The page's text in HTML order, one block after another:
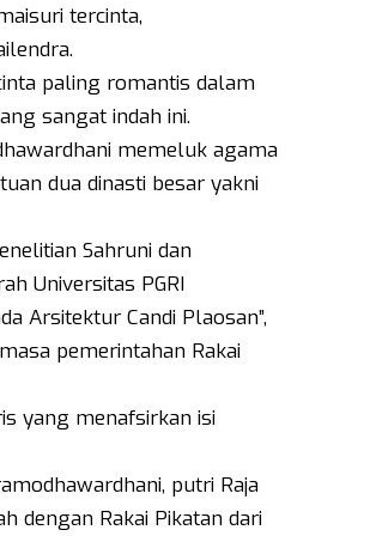
tercinta,
paling romantis dalam
sangat indah ini.
memeluk agama
dua dinasti besar yakni
Sahruni dan
Universitas PGRI
Arsitektur Candi Plaosan”,
pemerintahan Rakai
yang menafsirkan isi
putri Raja
dengan Rakai Pikatan dari